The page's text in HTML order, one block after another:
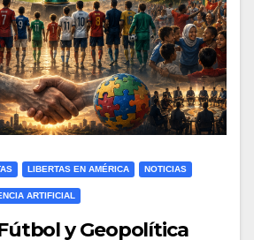
LIBERTAS EN AMÉRICA NOTICIAS
ARTIFICIAL
y Geopolítica